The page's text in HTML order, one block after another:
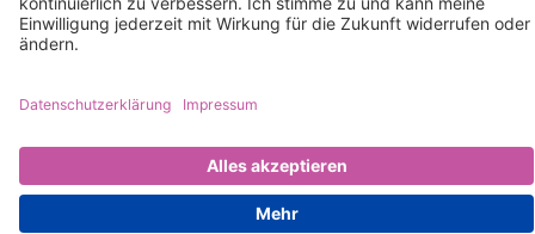
UNTERSTÜTZUNG SUCHE
IMPRESSUM
KONTAKT